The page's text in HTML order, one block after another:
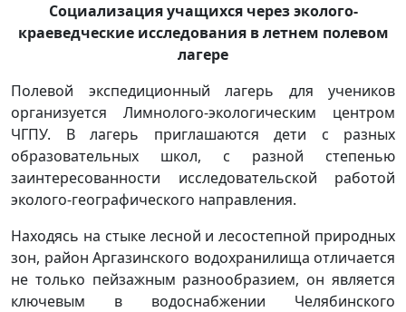
Социализация учащихся через эколого-
краеведческие исследования в летнем полевом
лагере
Полевой экспедиционный лагерь для учеников
организуется Лимнолого-экологическим центром
ЧГПУ. В лагерь приглашаются дети с разных
образовательных школ, с разной степенью
заинтересованности исследовательской работой
эколого-географического направления.
Находясь на стыке лесной и лесостепной природных
зон, район Аргазинского водохранилища отличается
не только пейзажным разнообразием, он является
ключевым в водоснабжении Челябинского